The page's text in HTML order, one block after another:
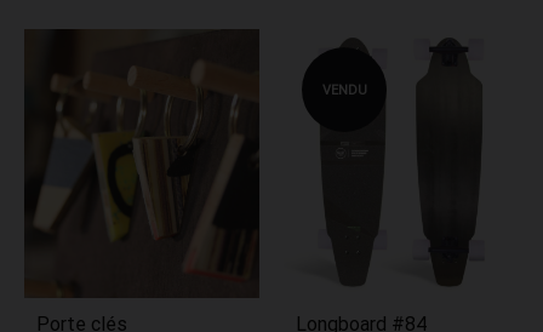
Porte clés
VENDU
Longboard #84